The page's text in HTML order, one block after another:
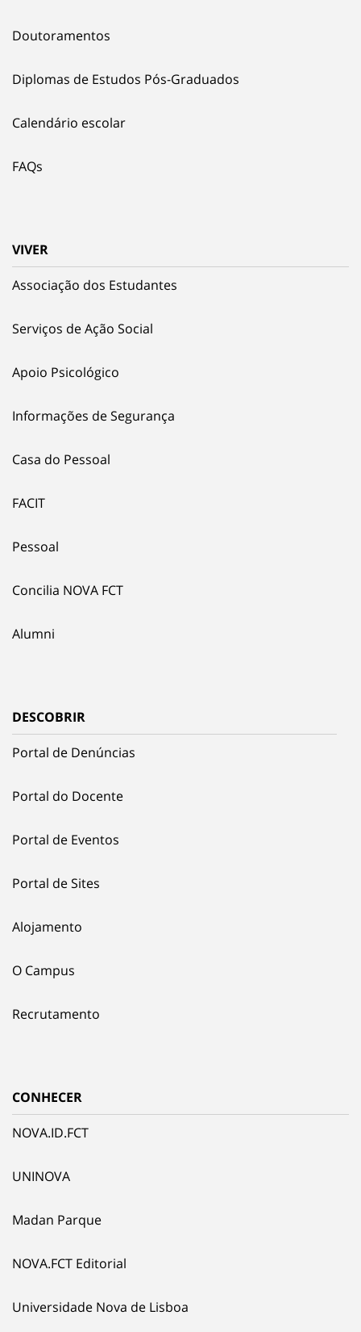
Doutoramentos
Diplomas de Estudos Pós-Graduados
Calendário escolar
FAQs
VIVER
Associação dos Estudantes
Serviços de Ação Social
Apoio Psicológico
Informações de Segurança
Casa do Pessoal
FACIT
Pessoal
Concilia NOVA FCT
Alumni
DESCOBRIR
Portal de Denúncias
Portal do Docente
Portal de Eventos
Portal de Sites
Alojamento
O Campus
Recrutamento
CONHECER
NOVA.ID.FCT
UNINOVA
Madan Parque
NOVA.FCT Editorial
Universidade Nova de Lisboa